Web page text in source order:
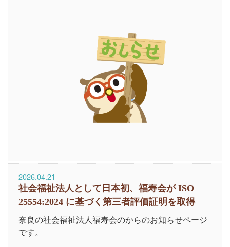
2026.04.21
社会福祉法人として日本初、福寿会が ISO
25554:2024 に基づく第三者評価証明を取得
奈良の社会福祉法人福寿会のからのお知らせページ
です。